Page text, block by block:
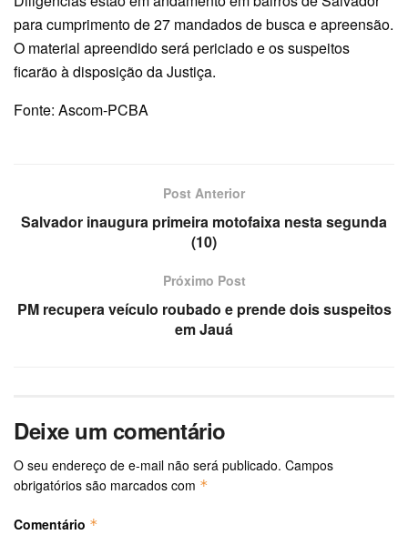
para cumprimento de 27 mandados de busca e apreensão.
O material apreendido será periciado e os suspeitos
ficarão à disposição da Justiça.
Fonte: Ascom-PCBA
Post Anterior
Salvador inaugura primeira motofaixa nesta segunda
(10)
Próximo Post
PM recupera veículo roubado e prende dois suspeitos
em Jauá
Deixe um comentário
O seu endereço de e-mail não será publicado. Campos
obrigatórios são marcados com *
Comentário *